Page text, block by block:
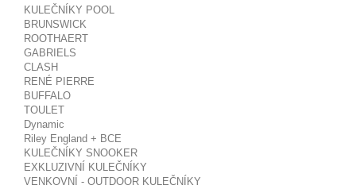
KULEČNÍKY POOL
BRUNSWICK
ROOTHAERT
GABRIELS
CLASH
RENÉ PIERRE
BUFFALO
TOULET
Dynamic
Riley England + BCE
KULEČNÍKY SNOOKER
EXKLUZIVNÍ KULEČNÍKY
VENKOVNÍ - OUTDOOR KULEČNÍKY